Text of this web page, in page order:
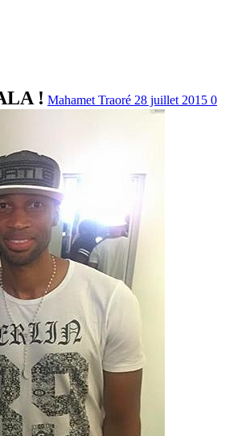
! Mahamet Traoré 28 juillet 2015 0